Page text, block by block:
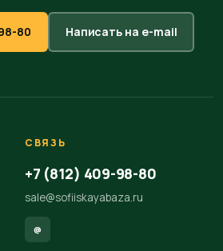
80 Написать на e-mail
СВЯЗЬ
+7 (812) 409-98-80
sale@sofiiskayabaza.ru
@